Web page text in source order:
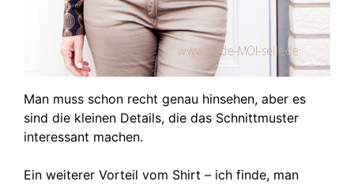
Man muss schon recht genau hinsehen, aber es
sind die kleinen Details, die das Schnittmuster
interessant machen.
Ein weiterer Vorteil vom Shirt – ich finde, man